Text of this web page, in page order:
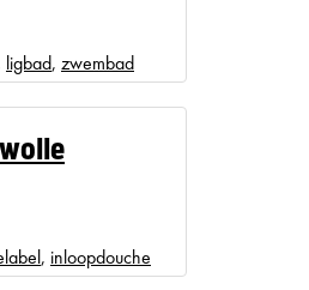
ligbad, zwembad
, inloopdouche